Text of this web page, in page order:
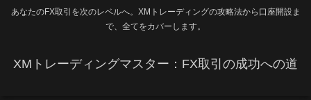
あなたのFX取引を次のレベルへ。XMトレーディングの攻略法から口座開設ま
で、全てをカバーします。
XMトレーディングマスター：FX取引の成功への道